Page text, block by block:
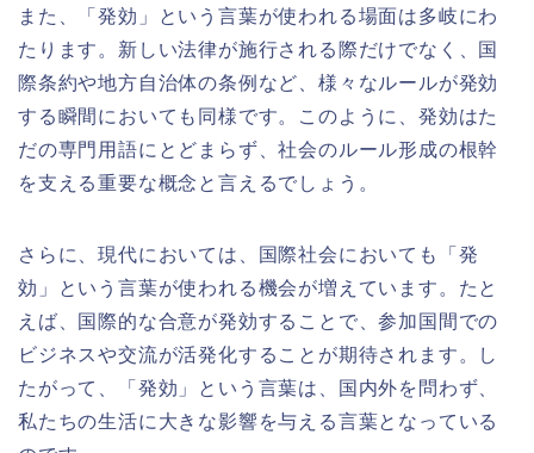
また、「発効」という言葉が使われる場面は多岐にわ
たります。新しい法律が施行される際だけでなく、国
際条約や地方自治体の条例など、様々なルールが発効
する瞬間においても同様です。このように、発効はた
だの専門用語にとどまらず、社会のルール形成の根幹
を支える重要な概念と言えるでしょう。
さらに、現代においては、国際社会においても「発
効」という言葉が使われる機会が増えています。たと
えば、国際的な合意が発効することで、参加国間での
ビジネスや交流が活発化することが期待されます。し
たがって、「発効」という言葉は、国内外を問わず、
私たちの生活に大きな影響を与える言葉となっている